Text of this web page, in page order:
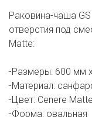
Раковина-чаша
отверстия под
Matte:
-Размеры: 600 мм
-Материал:
-Цвет: Cenere Matte
-Форма: овальная